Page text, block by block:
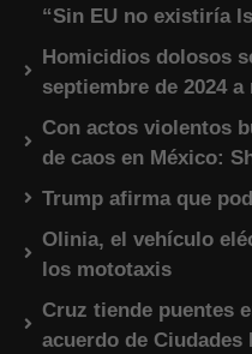
“Sin EU no existiría
Homicidios dolosos
septiembre de 2024
Con actos violentos
de caos en México:
Trump afirma que
Olinia, el vehículo
los mototaxis
Cruz tiende puentes
acuerdo de Ciudades